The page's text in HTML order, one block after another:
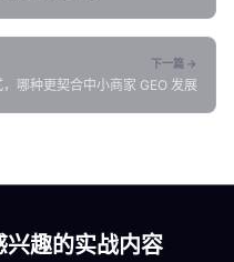
下一篇 →
哪种更契合中小商家 GEO 发展
趣的实战内容